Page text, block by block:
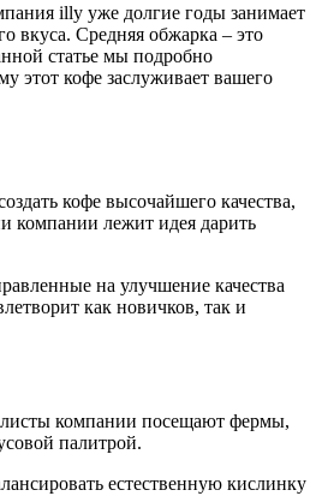
illy уже долгие годы занимает
вкуса. Средняя обжарка – это
статье мы подробно
этот кофе заслуживает вашего
кофе высочайшего качества,
компании лежит идея дарить
на улучшение качества
как новичков, так и
компании посещают фермы,
палитрой.
естественную кислинку